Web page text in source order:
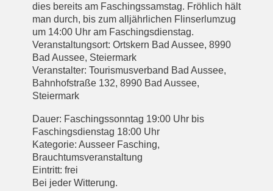
dies bereits am Faschingssamstag. Fröhlich hält
man durch, bis zum alljährlichen Flinserlumzug
um 14:00 Uhr am Faschingsdienstag.
Veranstaltungsort: Ortskern Bad Aussee, 8990
Bad Aussee, Steiermark
Veranstalter: Tourismusverband Bad Aussee,
Bahnhofstraße 132, 8990 Bad Aussee,
Steiermark
Dauer: Faschingssonntag 19:00 Uhr bis
Faschingsdienstag 18:00 Uhr
Kategorie: Ausseer Fasching,
Brauchtumsveranstaltung
Eintritt: frei
Bei jeder Witterung.